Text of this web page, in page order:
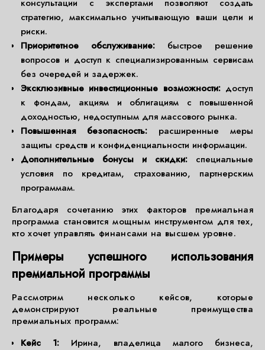
консультации с экспертами позволяют создать
стратегию, максимально учитывающую ваши цели и
риски.
Приоритетное обслуживание: быстрое решение
вопросов и доступ к специализированным сервисам
без очередей и задержек.
Эксклюзивные инвестиционные возможности:доступ
к фондам, акциям и облигациям с повышенной
доходностью, недоступным для массового рынка.
Повышенная безопасность: расширенные меры
защиты средств и конфиденциальности информации.
Дополнительные бонусы и скидки: специальные
условия по кредитам, страхованию, партнерским
программам.
Благодаря сочетанию этих факторов премиальная
программа становится мощным инструментом для тех,
кто хочет управлять финансами на высшем уровне.
Примеры успешного использования
премиальной программы
Рассмотрим несколько кейсов, которые
демонстрируют реальные преимущества
премиальных программ:
Кейс 1: Ирина, владелица малого бизнеса,